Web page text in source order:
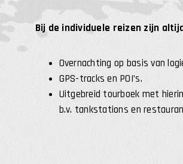
Bij de individuele reizen zijn
Overnachting op basis van
GPS-tracks en POI’s.
Uitgebreid tourboek met
b.v. tankstations en